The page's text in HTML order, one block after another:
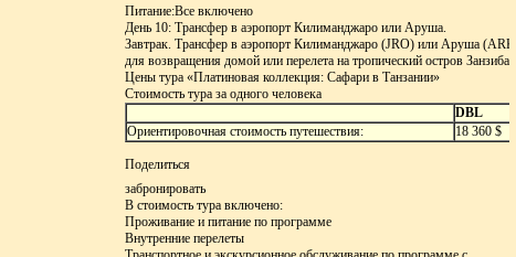
Питание:Все включено
День 10: Трансфер в аэропорт Килиманджаро или Аруша.
Завтрак. Трансфер в аэропорт Килиманджаро (JRO) или Аруша (ARK)
для возвращения домой или перелета на тропический остров Занзибар.
Цены тура «Платиновая коллекция: Сафари в Танзании»
Стоимость тура за одного человека
DBL
Ориентировочная стоимость путешествия:
18 360 $
Поделиться
забронировать
В стоимость тура включено:
Проживание и питание по программе
Внутренние перелеты